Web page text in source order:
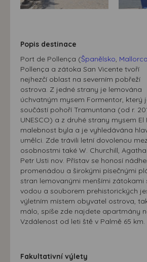
Popis destinace
Port de Pollença (Španělsko, Mallorca
Pollença a zátoka San Vicente tvoří
nejhezčí oblast na severním pobřeží
ostrova. Z jedné strany je lemována
úchvatným mysem Formentor, který
součástí pohoří Tramuntana (od r.
UNESCO) a z druhé strany mysem El
malebnost byla a je vyhledávána
umělci. Zde trávili letní dovolenou
osobnostmi také W. Churchill,
Petr Usti nov. Přístav se honosí
promenádou a širokými písečnými
stran lemovanými menšími zátokami
vodou a souborem prehistorických
výletním místem obyvatel ostrova,
málo, spíše zde najdete apartmány
Vzdálenost od leti ště v Palmě 65 km.
Fakultativní výlety
možná bezprostřední identifikace